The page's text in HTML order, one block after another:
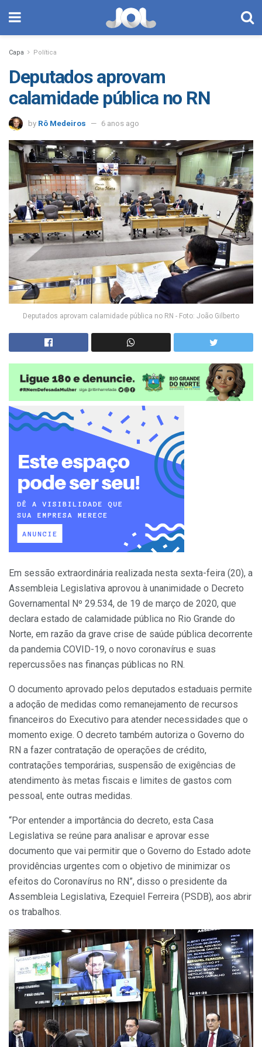
Capa Política
Deputados aprovam
calamidade pública no RN
by Rô Medeiros 6 anos ago
Deputados aprovam calamidade pública no RN - Foto: João Gilberto
Em sessão extraordinária realizada nesta sexta-feira (20), a
Assembleia Legislativa aprovou à unanimidade o Decreto
Governamental Nº 29.534, de 19 de março de 2020, que
declara estado de calamidade pública no Rio Grande do
Norte, em razão da grave crise de saúde pública decorrente
da pandemia COVID-19, o novo coronavírus e suas
repercussões nas finanças públicas no RN.
O documento aprovado pelos deputados estaduais permite
a adoção de medidas como remanejamento de recursos
financeiros do Executivo para atender necessidades que o
momento exige. O decreto também autoriza o Governo do
RN a fazer contratação de operações de crédito,
contratações temporárias, suspensão de exigências de
atendimento às metas fiscais e limites de gastos com
pessoal, ente outras medidas.
“Por entender a importância do decreto, esta Casa
Legislativa se reúne para analisar e aprovar esse
documento que vai permitir que o Governo do Estado adote
providências urgentes com o objetivo de minimizar os
efeitos do Coronavírus no RN”, disso o presidente da
Assembleia Legislativa, Ezequiel Ferreira (PSDB), aos abrir
os trabalhos.